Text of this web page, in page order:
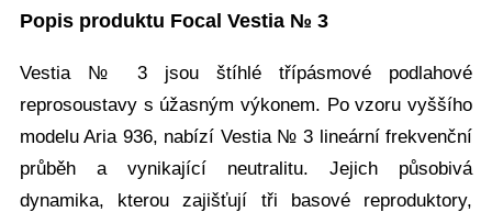
Popis produktu Focal Vestia № 3
Vestia № 3 jsou štíhlé třípásmové podlahové
reprosoustavy s úžasným výkonem. Po vzoru vyššího
modelu Aria 936, nabízí Vestia № 3 lineární frekvenční
průběh a vynikající neutralitu. Jejich působivá
dynamika, kterou zajišťují tři basové reproduktory,